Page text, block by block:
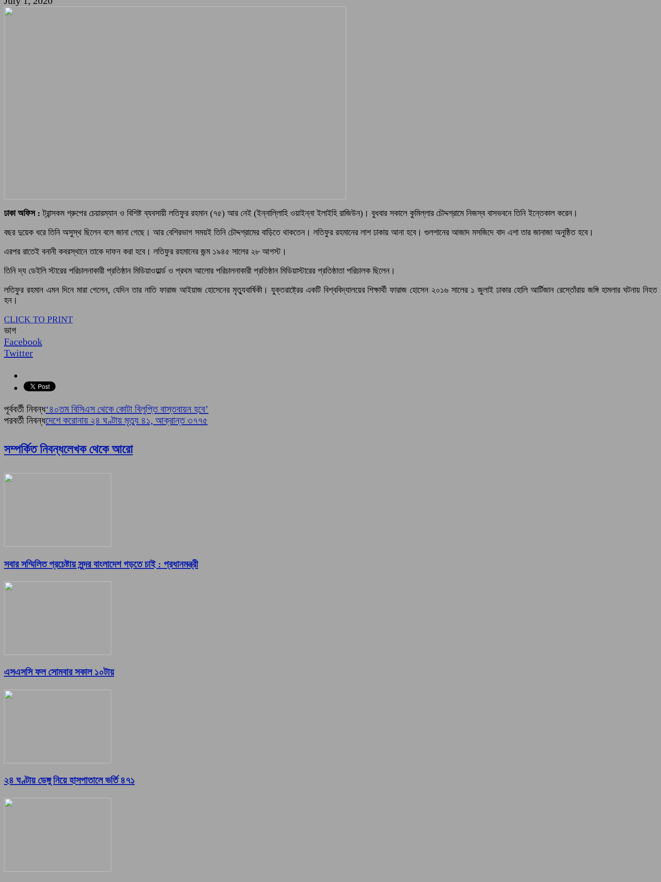
ঢাকা অফিস :ট্রান্সকম গ্রুপের চেয়ারম্যান ও বিশিষ্ট ব্যবসায়ী লতিফুর রহমান (৭৫) আর নেই (ইন্নাল্লিাহি ওয়াইন্না ইলাইহি রাজিউন)। বুধবার সকালে কুমিল্লার চৌদ্দগ্রামে নিজস্ব বাসভবনে তিনি ইন্তেকাল করেন।
বছর দুয়েক ধরে তিনি অসুস্থ ছিলেন বলে জানা গেছে। আর বেশিরভাগ সময়ই তিনি চৌদ্দগ্রামের বাড়িতে থাকতেন। লতিফুর রহমানের লাশ ঢাকায় আনা হবে। গুলশানের আজাদ মসজিদে বাদ এশা তার জানাজা অনুষ্ঠিত হবে।
এরপর রাতেই বনানী কবরস্থানে তাকে দাফন করা হবে। লতিফুর রহমানের জন্ম ১৯৪৫ সালের ২৮ আগস্ট।
তিনি দ্য ডেইলি স্টারের পরিচালনাকারী প্রতিষ্ঠান মিডিয়াওয়ার্ল্ড ও প্রথম আলোর পরিচালনাকারী প্রতিষ্ঠান মিডিয়াস্টারের প্রতিষ্ঠাতা পরিচালক ছিলেন।
লতিফুর রহমান এমন দিনে মারা গেলেন, যেদিন তার নাতি ফারাজ আইয়াজ হোসেনের মৃত্যুবার্ষিকী। যুক্তরাষ্ট্রের একটি বিশ্ববিদ্যালয়ের শিক্ষার্থী ফারাজ হোসেন ২০১৬ সালের ১ জুলাই ঢাকার হোলি আর্টিজান রেস্তোঁরায় জঙ্গি হামলার ঘটনায় নিহত
হন।
CLICK TO PRINT
ভাগ
Facebook
Twitter
পূর্ববর্তী নিবন্ধ‘৪০তম বিসিএস থেকে কোটা বিলুপ্তি বাস্তবায়ন হবে’
পরবর্তী নিবন্ধদেশে করোনায় ২৪ ঘণ্টায় মৃত্যু ৪১, আক্রান্ত ৩৭৭৫
সম্পর্কিত নিবন্ধলেখক থেকে আরো
সবার সম্মিলিত প্রচেষ্টায় সুন্দর বাংলাদেশ গড়তে চাই : প্রধানমন্ত্রী
এসএসসি ফল সোমবার সকাল ১০টায়
২৪ ঘণ্টায় ডেঙ্গু নিয়ে হাসপাতালে ভর্তি ৪৭১